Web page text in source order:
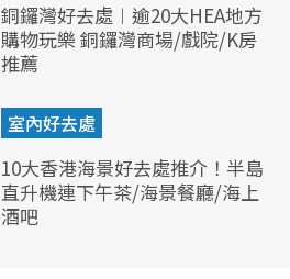
銅鑼灣好去處︱逾20大HEA地方
購物玩樂 銅鑼灣商場/戲院/K房
推薦
室內好去處
10大香港海景好去處推介！半島
直升機連下午茶/海景餐廳/海上
酒吧